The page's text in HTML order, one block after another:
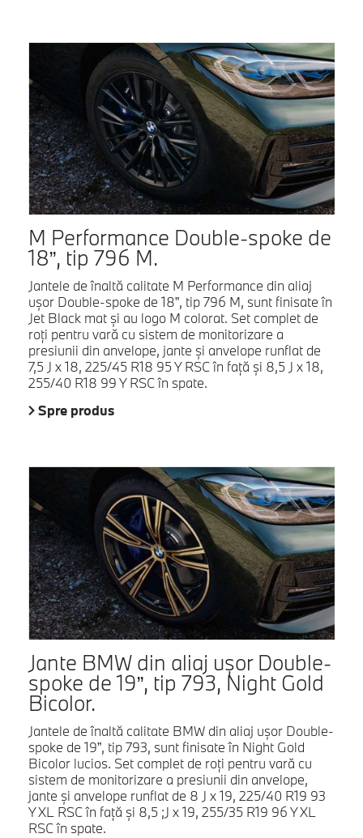
M Performance Double-spoke de
18”, tip 796 M.
Jantele de înaltă calitate M Performance din aliaj
uşor Double-spoke de 18”, tip 796 M, sunt finisate în
Jet Black mat şi au logo M colorat. Set complet de
roţi pentru vară cu sistem de monitorizare a
presiunii din anvelope, jante şi anvelope runflat de
7,5 J x 18, 225/45 R18 95 Y RSC în faţă şi 8,5 J x 18,
255/40 R18 99 Y RSC în spate.
Spre produs
Jante BMW din aliaj uşor Double-
spoke de 19”, tip 793, Night Gold
Bicolor.
Jantele de înaltă calitate BMW din aliaj uşor Double-
spoke de 19”, tip 793, sunt finisate în Night Gold
Bicolor lucios. Set complet de roţi pentru vară cu
sistem de monitorizare a presiunii din anvelope,
jante şi anvelope runflat de 8 J x 19, 225/40 R19 93
Y XL RSC în faţă şi 8,5 ;J x 19, 255/35 R19 96 Y XL
RSC în spate.